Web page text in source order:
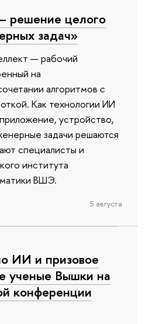
решение целого
задач»
— рабочий
на
алгоритмов с
Как технологии ИИ
устройство,
задачи решаются
специалисты и
института
ВШЭ.
5 августа
ИИ и призовое
ученые Вышки на
конференции